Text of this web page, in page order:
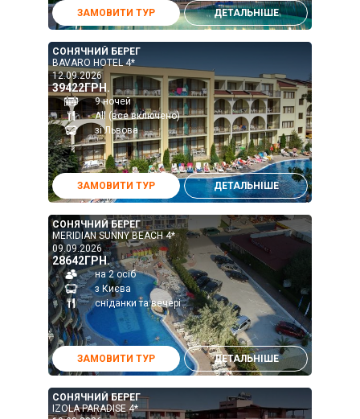
ЗАМОВИТИ ТУР ДЕТАЛЬНІШЕ
СОНЯЧНИЙ БЕРЕГ
BAVARO HOTEL 4*
12.09.2026
39422ГРН.
9 ночей
All (все включено)
зі Львова
ЗАМОВИТИ ТУР ДЕТАЛЬНІШЕ
СОНЯЧНИЙ БЕРЕГ
MERIDIAN SUNNY BEACH 4*
09.09.2026
28642ГРН.
на 2 осіб
з Києва
сніданки та вечері
ЗАМОВИТИ ТУР ДЕТАЛЬНІШЕ
СОНЯЧНИЙ БЕРЕГ
IZOLA PARADISE 4*